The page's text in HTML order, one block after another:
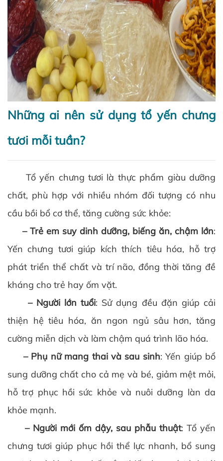
Những ai nên sử dụng tổ yến chưng
tươi mỗi tuần?
Tổ yến chưng tươi là thực phẩm giàu dưỡng
chất, phù hợp với nhiều nhóm đối tượng có nhu
cầu bồi bổ cơ thể, tăng cường sức khỏe:
– Trẻ em suy dinh dưỡng, biếng ăn, chậm lớn:
Yến chưng tươi giúp kích thích tiêu hóa, hỗ trợ
phát triển thể chất và trí não, đồng thời tăng đề
kháng cho trẻ hay ốm vặt.
– Người lớn tuổi: Sử dụng đều đặn giúp cải
thiện hệ tiêu hóa, ăn ngon ngủ sâu hơn, tăng
cường miễn dịch và làm chậm quá trình lão hóa.
– Phụ nữ mang thai và sau sinh: Yến giúp bổ
sung dưỡng chất cho cả mẹ và bé, giảm mệt mỏi,
hỗ trợ phục hồi sức khỏe và nuôi dưỡng làn da
khỏe mạnh.
– Người mới ốm dậy, sau phẫu thuật: Tổ yến
chưng tươi giúp phục hồi thể lực nhanh, bổ sung